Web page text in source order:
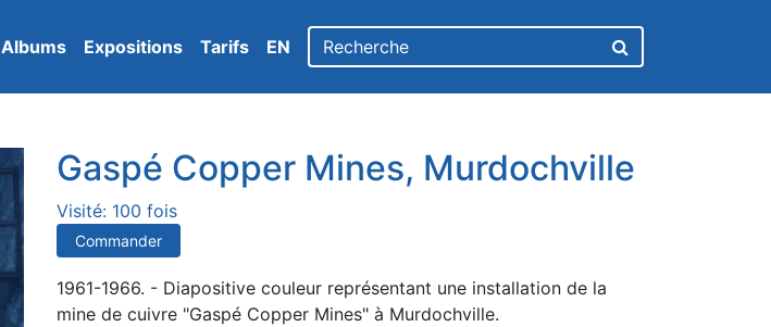
Albums Expositions Tarifs EN
Gaspé Copper Mines, Murdochville
Visité: 100 fois
Commander
1961-1966. - Diapositive couleur représentant une installation de la
mine de cuivre "Gaspé Copper Mines" à Murdochville.